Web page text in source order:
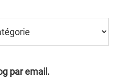
par email.